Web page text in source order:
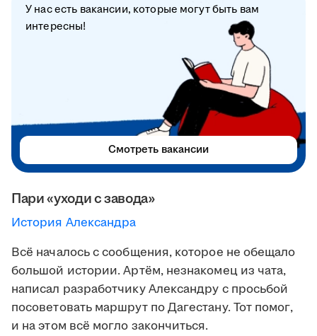
Пари «уходи с завода»
История Александра
Всё началось с сообщения, которое не обещало
большой истории. Артём, незнакомец из чата,
написал разработчику Александру с просьбой
посоветовать маршрут по Дагестану. Тот помог,
и на этом всё могло закончиться.
У нас есть вакансии, которые могут быть вам
интересны!
Смотреть вакансии